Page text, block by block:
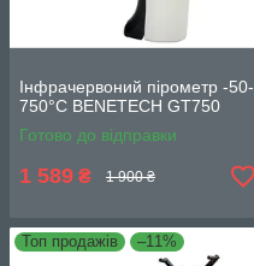
Інфрачервоний пірометр -50-
750°C BENETECH GT750
Готово до відправки
1 589 ₴ 1 900 ₴
Топ продажів –11%